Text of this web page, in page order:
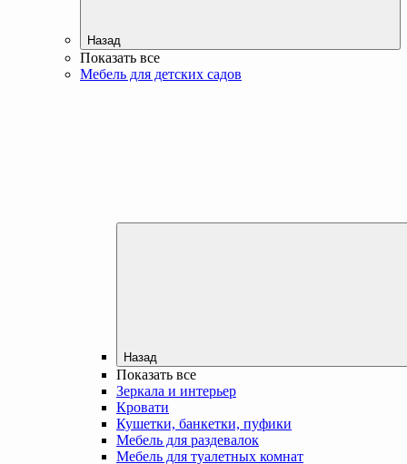
Назад
Показать все
Мебель для детских садов
Назад
Показать все
Зеркала и интерьер
Кровати
Кушетки, банкетки, пуфики
Мебель для раздевалок
Мебель для туалетных комнат